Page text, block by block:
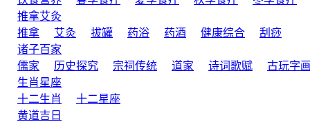
推拿艾灸
推拿
艾灸 拔罐 药浴 药酒 健康综合
刮痧
诸子百家
儒家
历史探究 宗祠传统 道家 诗词歌赋 古玩字画
生肖星座
十二生肖
十二星座
黄道吉日